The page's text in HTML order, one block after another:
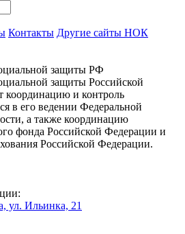
Контакты Другие сайты НОК
защиты РФ
защиты Российской
координацию и контроль
в его ведении Федеральной
а также координацию
фонда Российской Федерации и
Российской Федерации.
ул. Ильинка, 21